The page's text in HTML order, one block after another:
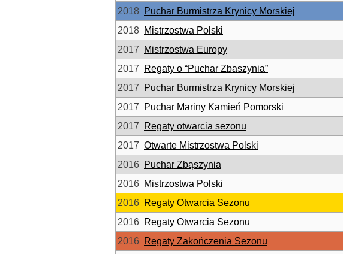
2018
Puchar Burmistrza Krynicy Morskiej
2018 Mistrzostwa Polski
2017
Mistrzostwa Europy
2017
Regaty o “Puchar Zbaszynia”
2017
Puchar Burmistrza Krynicy Morskiej
2017
Puchar Mariny Kamień Pomorski
2017
Regaty otwarcia sezonu
2017 Otwarte Mistrzostwa Polski
2016 Puchar Zbąszynia
2016 Mistrzostwa Polski
2016 Regaty Otwarcia Sezonu
2016 Regaty Otwarcia Sezonu
2016 Regaty Zakończenia Sezonu